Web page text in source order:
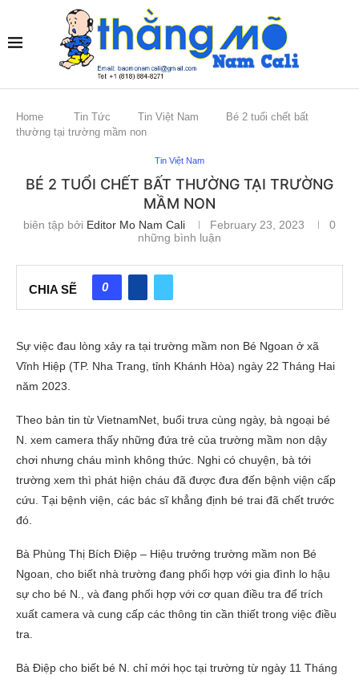
Home Tin Tức Tin Việt Nam
Bé 2 tuổi chết bất
thường tại trường mầm non
Tin Việt Nam
BÉ 2 TUỔI CHẾT BẤT THƯỜNG TẠI TRƯỜNG
MẦM NON
biên tập bởi Editor Mo Nam Cali February 23, 2023
0
những bình luận
CHIA SẼ 0
Sự việc đau lòng xảy ra tại trường mầm non Bé Ngoan ở xã
Vĩnh Hiệp (TP. Nha Trang, tỉnh Khánh Hòa) ngày 22 Tháng Hai
năm 2023.
Theo bản tin từ VietnamNet, buổi trưa cùng ngày, bà ngoại bé
N. xem camera thấy những đứa trẻ của trường mầm non dậy
chơi nhưng cháu mình không thức. Nghi có chuyện, bà tới
trường xem thì phát hiện cháu đã được đưa đến bệnh viện cấp
cứu. Tại bệnh viện, các bác sĩ khẳng định bé trai đã chết trước
đó.
Bà Phùng Thị Bích Điệp – Hiệu trưởng trường mầm non Bé
Ngoan, cho biết nhà trường đang phối hợp với gia đình lo hậu
sự cho bé N., và đang phối hợp với cơ quan điều tra để trích
xuất camera và cung cấp các thông tin cần thiết trong việc điều
tra.
Bà Điệp cho biết bé N. chỉ mới học tại trường từ ngày 11 Tháng